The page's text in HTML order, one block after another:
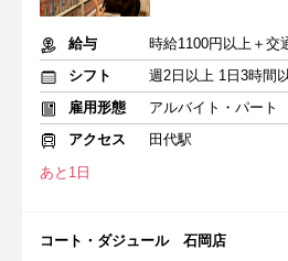
給与
シフト
雇用形態
アルバイト・パート
アクセス
田代駅
あと1日
コート・ダジュール 石岡店